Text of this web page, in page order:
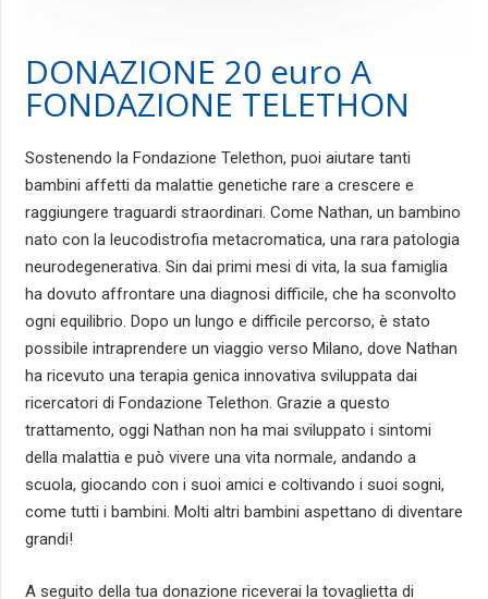
DONAZIONE 20 euro A
FONDAZIONE TELETHON
Sostenendo la Fondazione Telethon, puoi aiutare tanti
bambini affetti da malattie genetiche rare a crescere e
raggiungere traguardi straordinari. Come Nathan, un bambino
nato con la leucodistrofia metacromatica, una rara patologia
neurodegenerativa. Sin dai primi mesi di vita, la sua famiglia
ha dovuto affrontare una diagnosi difficile, che ha sconvolto
ogni equilibrio. Dopo un lungo e difficile percorso, è stato
possibile intraprendere un viaggio verso Milano, dove Nathan
ha ricevuto una terapia genica innovativa sviluppata dai
ricercatori di Fondazione Telethon. Grazie a questo
trattamento, oggi Nathan non ha mai sviluppato i sintomi
della malattia e può vivere una vita normale, andando a
scuola, giocando con i suoi amici e coltivando i suoi sogni,
come tutti i bambini. Molti altri bambini aspettano di diventare
grandi!
A seguito della tua donazione riceverai la tovaglietta di